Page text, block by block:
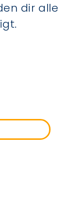
dir alle